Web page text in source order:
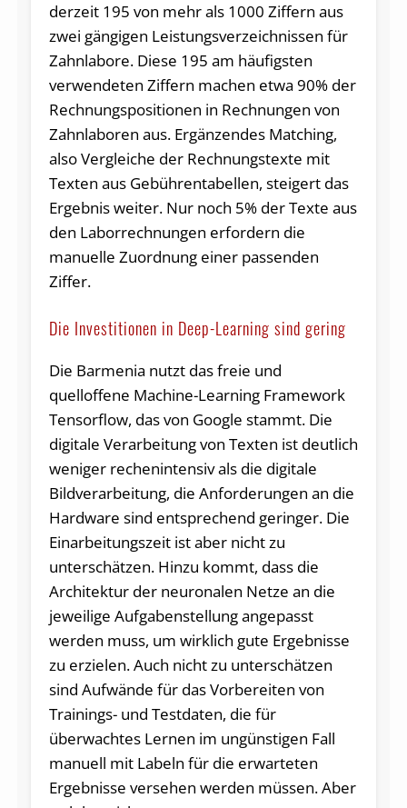
derzeit 195 von mehr als 1000 Ziffern aus
zwei gängigen Leistungsverzeichnissen für
Zahnlabore. Diese 195 am häufigsten
verwendeten Ziffern machen etwa 90% der
Rechnungspositionen in Rechnungen von
Zahnlaboren aus. Ergänzendes Matching,
also Vergleiche der Rechnungstexte mit
Texten aus Gebührentabellen, steigert das
Ergebnis weiter. Nur noch 5% der Texte aus
den Laborrechnungen erfordern die
manuelle Zuordnung einer passenden
Ziffer.
Die Investitionen in Deep-Learning sind gering
Die Barmenia nutzt das freie und
quelloffene Machine-Learning Framework
Tensorflow, das von Google stammt. Die
digitale Verarbeitung von Texten ist deutlich
weniger rechenintensiv als die digitale
Bildverarbeitung, die Anforderungen an die
Hardware sind entsprechend geringer. Die
Einarbeitungszeit ist aber nicht zu
unterschätzen. Hinzu kommt, dass die
Architektur der neuronalen Netze an die
jeweilige Aufgabenstellung angepasst
werden muss, um wirklich gute Ergebnisse
zu erzielen. Auch nicht zu unterschätzen
sind Aufwände für das Vorbereiten von
Trainings- und Testdaten, die für
überwachtes Lernen im ungünstigen Fall
manuell mit Labeln für die erwarteten
Ergebnisse versehen werden müssen. Aber